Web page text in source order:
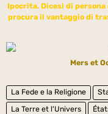
Ipocrita. Dicesi di
procura il vantaggio di
Mers et
La Fede e la Religione
La Terre et l'Univers